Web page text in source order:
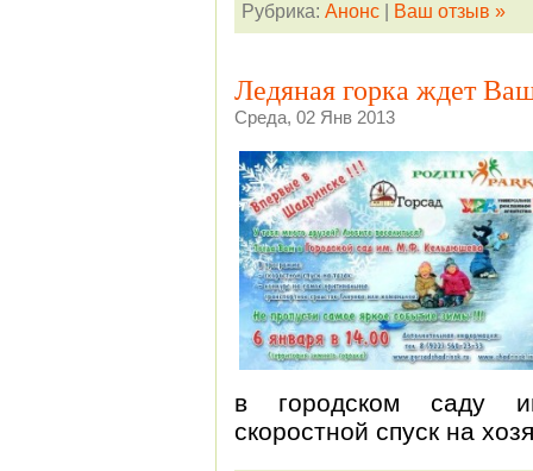
Рубрика: Анонс| Ваш отзыв »
Ледяная горка ждет
Среда, 02 Янв 2013
в городском саду
скоростной спуск на